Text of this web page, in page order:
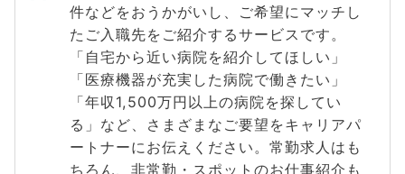
件などをおうかがいし、ご希望にマッチし
たご入職先をご紹介するサービスです。
「自宅から近い病院を紹介してほしい」
「医療機器が充実した病院で働きたい」
「年収1,500万円以上の病院を探してい
る」など、さまざまなご要望をキャリアパ
ートナーにお伝えください。常勤求人はも
ちろん、非常勤・スポットのお仕事紹介も